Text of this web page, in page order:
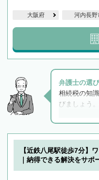
大阪府 河内長野
弁護士の選
相続税の知
びましょう
と他士業と
解決のみな
できます。
でフィーリ
で複数の弁
【近鉄八尾駅徒歩7分】
｜納得できる解決をサポ